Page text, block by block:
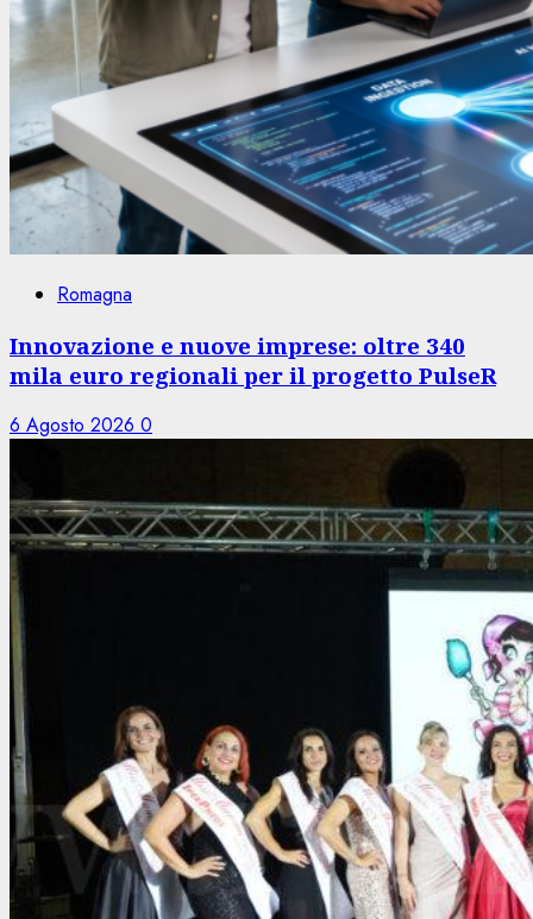
Romagna
Innovazione e nuove imprese: oltre 340
mila euro regionali per il progetto PulseR
6 Agosto 2026 0